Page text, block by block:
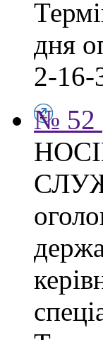
дня
2-16-
№ 52